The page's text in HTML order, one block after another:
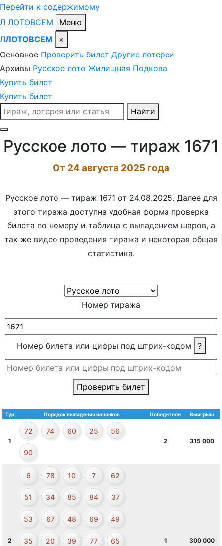
Перейти к содержимому
Л ЛОТОВСЕМ
Меню
ЛЛОТОВСЕМ
×
Основное Проверить билет Другие лотереи
Архивы Русское лото Жилищная Подкова
Купить билет
Купить билет
Поиск
сайту
Найти
Русское лото — тираж 1671
От 24 августа 2025 года
Русское лото — тираж 1671 от 24.08.2025. Далее для
этого тиража доступна удобная форма проверка
билета по номеру и таблица с выпадением шаров, а
так же видео проведения тиража и некоторая общая
статистика.
Номер тиража
Номер билета или цифры под штрих-кодом ?
Проверить билет
Тур Порядок выпадения бочонков Победители Выигрыш
1
72 74 60 25 56
90
2 315 000
2
6 78 10 7 62
51 34 85 84 37
53 67 48 69 49
35 20 39 77 65 1 300 000